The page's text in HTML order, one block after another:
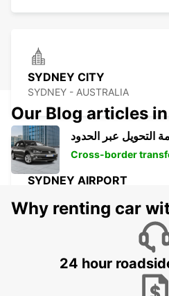
SYDNEY CITY
SYDNEY - AUSTRALIA
SYDNEY AIRPORT
التحويل عبر الحدود
Cross-border
Why renting car
24 hour